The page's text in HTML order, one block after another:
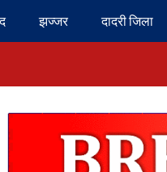
झज्जर दादरी जिला